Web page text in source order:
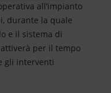
all’impianto
durante la quale
e il sistema di
per il tempo
gli interventi